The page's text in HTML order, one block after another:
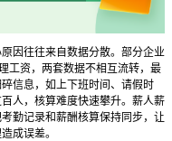
因往往来自数据分散。部分企业
工资，两套数据不相互流转，最
信息，如上下班时间、请假时
人，核算难度快速攀升。薪人薪
勤记录和薪酬核算保持同步，让
成误差。